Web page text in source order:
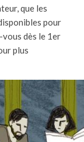
que les
pour
dès le 1er
plus